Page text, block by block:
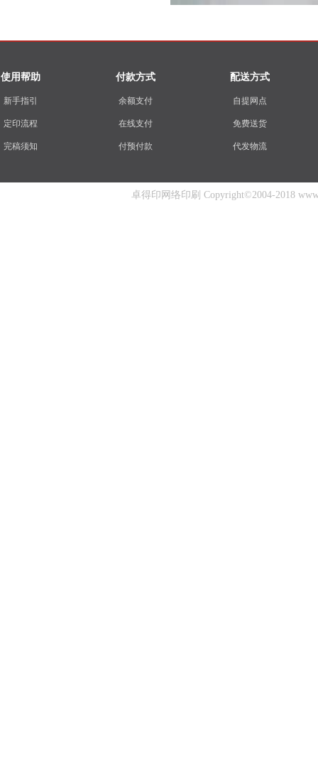
使用帮助
新手指引
定印流程
完稿须知
付款方式
余额支付
在线支付
付预付款
配送方式
自提网点
免费送货
代发物流
卓得印网络印刷 Copyright©2004-2018